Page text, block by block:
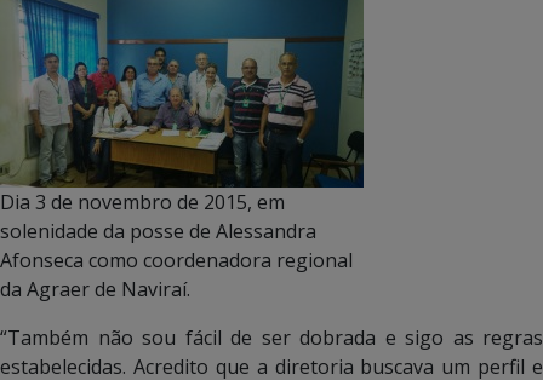
Dia 3 de novembro de 2015, em
solenidade da posse de Alessandra
Afonseca como coordenadora regional
da Agraer de Naviraí.
“Também não sou fácil de ser dobrada e sigo as regras
estabelecidas. Acredito que a diretoria buscava um perfil e